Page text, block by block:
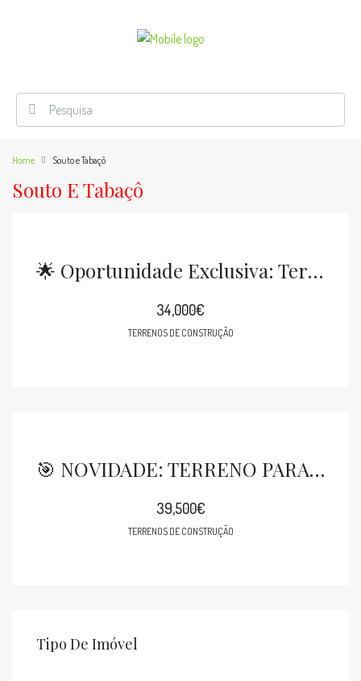
Home Souto e Tabaçô
Souto E Tabaçô
🌟 Oportunidade Exclusiva: Terreno Para Construção No Coração De Arcos De Valdevez
34,000€
TERRENOS DE CONSTRUÇÃO
​🎯 NOVIDADE: TERRENO PARA CONSTRUÇÃO EM TABAÇÔ!
39,500€
TERRENOS DE CONSTRUÇÃO
Tipo De Imóvel